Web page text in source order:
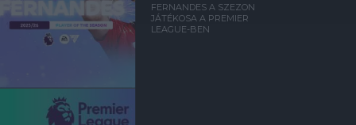
FERNANDES A SZEZON
JÁTÉKOSA A PREMIER
LEAGUE-BEN